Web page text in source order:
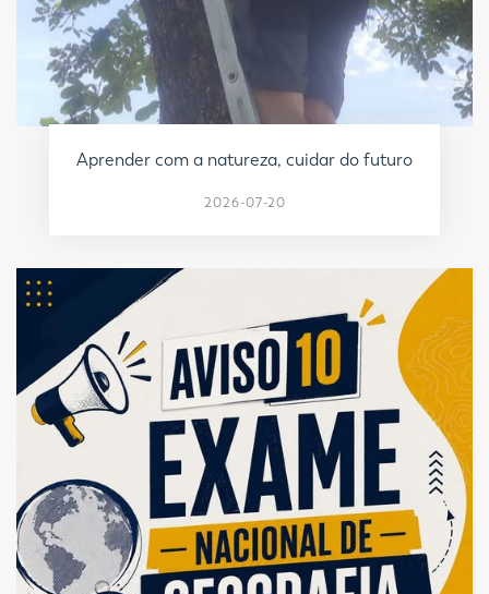
Aprender com a natureza, cuidar do futuro
2026-07-20